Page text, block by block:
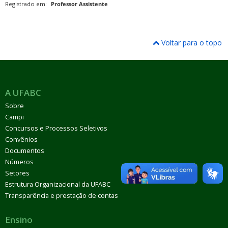
Registrado em: Professor Assistente
Voltar para o topo
A UFABC
Sobre
Campi
Concursos e Processos Seletivos
Convênios
Documentos
Números
Setores
Estrutura Organizacional da UFABC
Transparência e prestação de contas
Ensino